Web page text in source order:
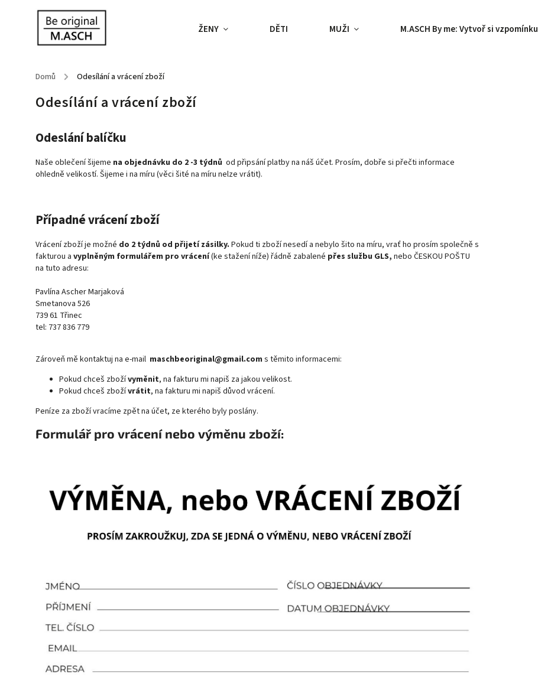
ŽENY DĚTI MUŽI M.ASCH By me: Vytvoř si vzpomínku
Domů / Odesílání a vrácení zboží
Odesílání a vrácení zboží
Odeslání balíčku
Naše oblečení šijeme na objednávku do 2 -3 týdnů od připsání platby na náš účet. Prosím, dobře si přečti informace
ohledně velikostí. Šijeme i na míru (věci šité na míru nelze vrátit).
Případné vrácení zboží
Vrácení zboží je možné do 2 týdnů od přijetí zásilky. Pokud ti zboží nesedí a nebylo šito na míru, vrať ho prosím společně s
fakturou a vyplněným formulářem pro vrácení(ke stažení níže) řádně zabalené přes službu GLS, nebo ČESKOU POŠTU
na tuto adresu:
Pavlína Ascher Marjaková
Smetanova 526
739 61 Třinec
tel: 737 836 779
Zároveň mě kontaktuj na e-mail maschbeoriginal@gmail.com s těmito informacemi:
Pokud chceš zbožívyměnit, na fakturu mi napiš za jakou velikost.
Pokud chceš zbožívrátit, na fakturu mi napiš důvod vrácení.
Peníze za zboží vracíme zpět na účet, ze kterého byly poslány.
Formulář pro vrácení nebo výměnu zboží: